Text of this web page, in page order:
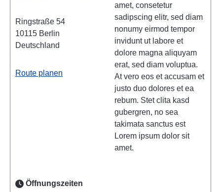
Ringstraße 54
10115 Berlin
Deutschland
Route planen
amet, consetetur
sadipscing elitr, sed diam
nonumy eirmod tempor
invidunt ut labore et
dolore magna aliquyam
erat, sed diam voluptua.
At vero eos et accusam et
justo duo dolores et ea
rebum. Stet clita kasd
gubergren, no sea
takimata sanctus est
Lorem ipsum dolor sit
amet.
Öffnungszeiten